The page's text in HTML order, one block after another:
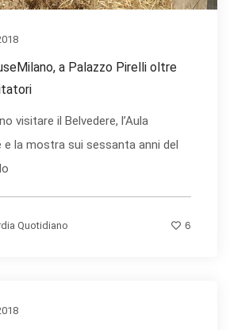
a Palazzo Pirelli oltre
visitare il Belvedere, l’Aula
e la mostra sui sessanta anni del
Quotidiano 6